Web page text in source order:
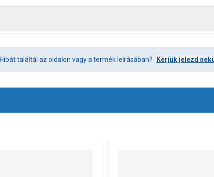
Hibát találtál az oldalon vagy a termék leírásában? Kérjük jelezd